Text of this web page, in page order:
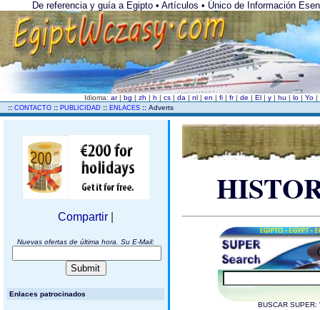
De referencia y guía a Egipto • Artículos • Único de Información
Idioma: ar | bg | zh | h | cs | da | nl | en | fi | fr | de | El | y | hu | lo | Yo |
:: CONTACTO :: PUBLICIDAD :: ENLACES :: Adverts
Compartir
Nuevas ofertas de última hora. Su E-Mail:
Enlaces patrocinados
BUSCAR